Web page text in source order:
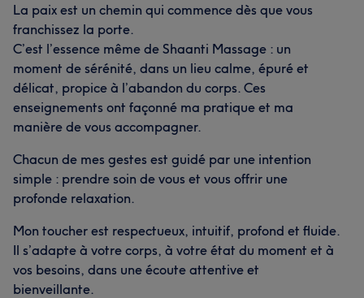
La paix est un chemin qui commence dès que vous
franchissez la porte.
C’est l’essence même de Shaanti Massage : un
moment de sérénité, dans un lieu calme, épuré et
délicat, propice à l’abandon du corps. Ces
enseignements ont façonné ma pratique et ma
manière de vous accompagner.
Chacun de mes gestes est guidé par une intention
simple : prendre soin de vous et vous offrir une
profonde relaxation.
Mon toucher est respectueux, intuitif, profond et fluide.
Il s’adapte à votre corps, à votre état du moment et à
vos besoins, dans une écoute attentive et
bienveillante.